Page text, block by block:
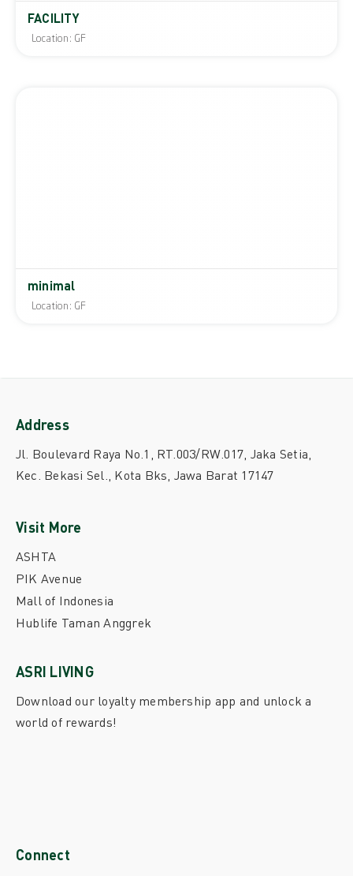
FACILITY
Location: GF
minimal
Location: GF
Address
Jl. Boulevard Raya No.1, RT.003/RW.017, Jaka Setia,
Kec. Bekasi Sel., Kota Bks, Jawa Barat 17147
Connect
Visit More
ASHTA
PIK Avenue
Mall of Indonesia
Hublife Taman Anggrek
ASRI LIVING
Download our loyalty membership app and unlock a
world of rewards!